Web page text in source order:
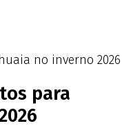
no inverno 2026
para